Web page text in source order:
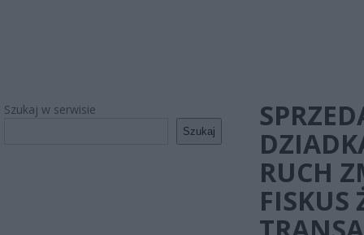
Szukaj w serwisie
Szukaj
RUCH
FISKUS